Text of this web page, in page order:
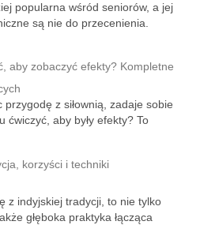
popularna wśród seniorów, a jej
są nie do przecenienia.
aby zobaczyć efekty? Kompletne
z siłownią, zadaje sobie
ćwiczyć, aby były efekty? To
korzyści i techniki
z indyjskiej tradycji, to nie tylko
głęboka praktyka łącząca